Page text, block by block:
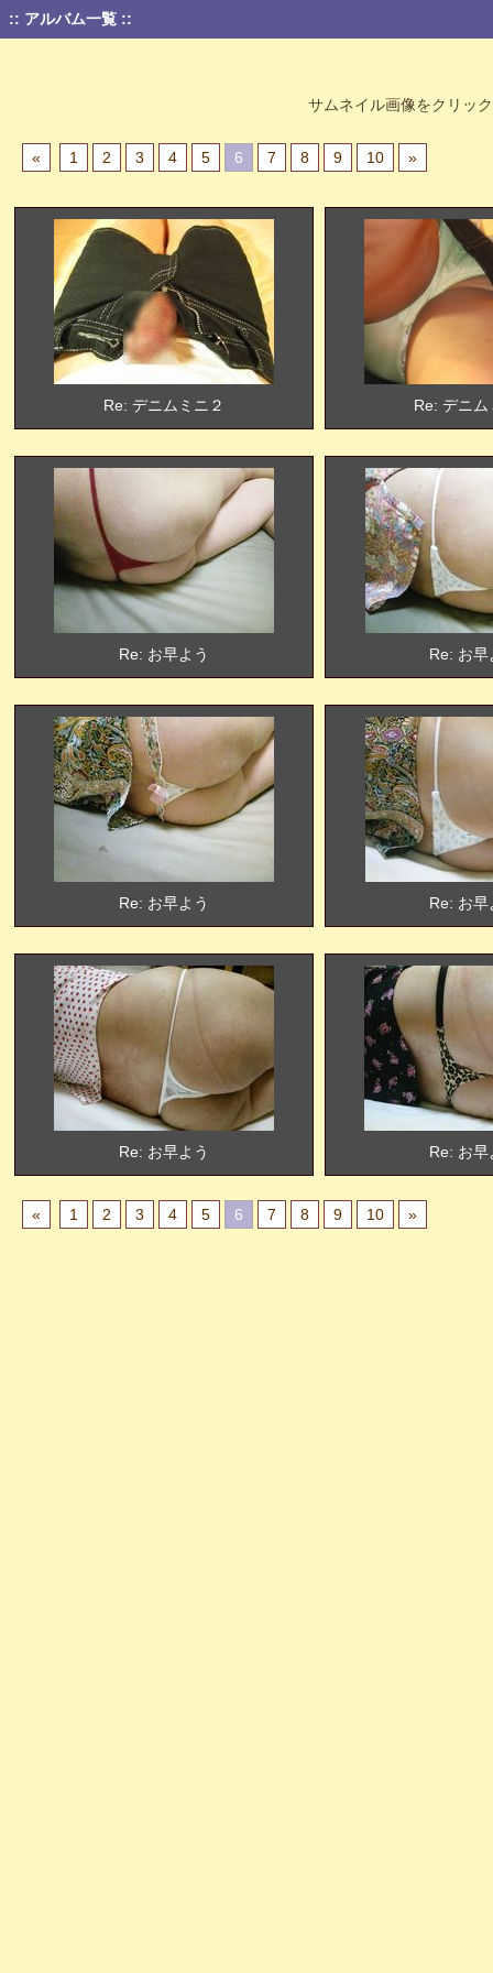
:: アルバム一覧 ::
サムネイル画像をクリッ
« 1 2 3 4 5 6 7 8 9 10 »
Re: デニムミニ２ Re: デニム
Re: お早よう Re: お早
Re: お早よう Re: お早
Re: お早よう Re: お早
« 1 2 3 4 5 6 7 8 9 10 »